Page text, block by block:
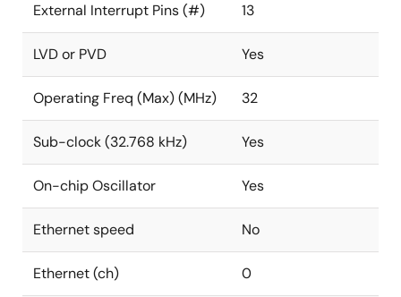
External Interrupt Pins (#) 13
LVD or PVD Yes
Operating Freq (Max) (MHz) 32
Sub-clock (32.768 kHz) Yes
On-chip Oscillator Yes
Ethernet speed No
Ethernet (ch) 0